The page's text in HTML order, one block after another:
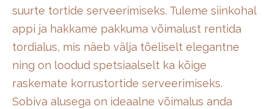
suurte tortide serveerimiseks. Tuleme siinkohal
appi ja hakkame pakkuma võimalust rentida
tordialus, mis näeb välja tõeliselt elegantne
ning on loodud spetsiaalselt ka kõige
raskemate korrustortide serveerimiseks.
Sobiva alusega on ideaalne võimalus anda